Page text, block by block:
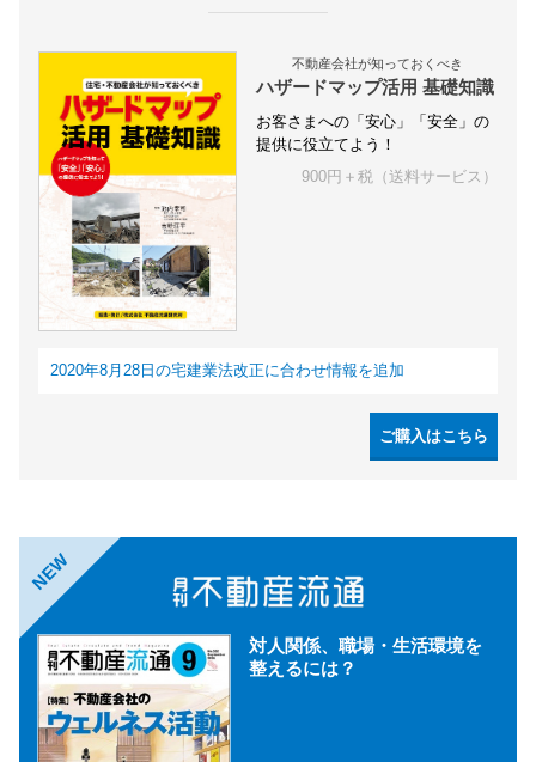
不動産会社が知っておくべき
ハザードマップ活用 基礎知識
お客さまへの「安心」「安全」の
提供に役立てよう！
900円＋税（送料サービス）
2020年8月28日の宅建業法改正に合わせ情報を追加
ご購入はこちら
NEW
対人関係、職場・生活環境を
整えるには？